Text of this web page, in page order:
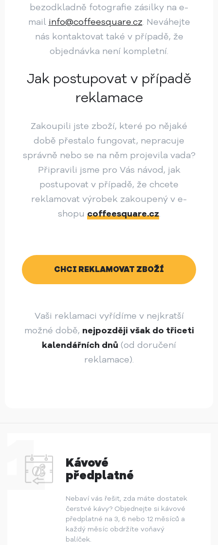
bezodkladně fotografie zásilky na e-
mail info@coffeesquare.cz. Neváhejte
nás kontaktovat také v případě, že
objednávka není kompletní.
Jak postupovat v případě
reklamace
Zakoupili jste zboží, které po nějaké
době přestalo fungovat, nepracuje
správně nebo se na něm projevila vada?
Připravili jsme pro Vás návod, jak
postupovat v případě, že chcete
reklamovat výrobek zakoupený v e-
shopu coffeesquare.cz.
CHCI REKLAMOVAT ZBOŽÍ
Vaši reklamaci vyřídíme v nejkratší
možné době, nejpozději však do třiceti
kalendářních dnů (od doručení
reklamace).
Kávové
předplatné
Nebaví vás řešit, zda máte dostatek
čerstvé kávy? Objednejte si kávové
předplatné na 3, 6 nebo 12 měsíců a
každý měsíc obdržíte voňavý
balíček.